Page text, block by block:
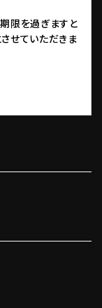
限を過ぎますと
せていただきま